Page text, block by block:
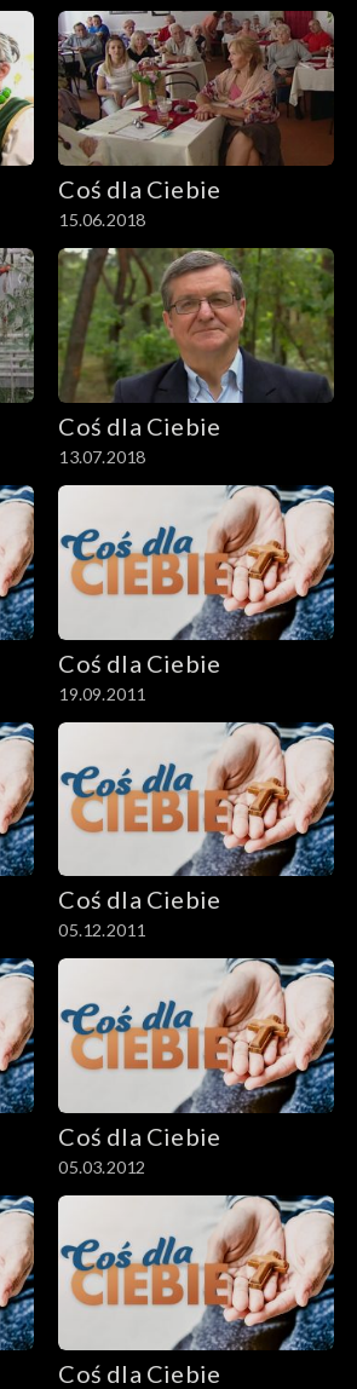
Coś dla Ciebie
15.06.2018
Coś dla Ciebie
13.07.2018
Coś dla Ciebie
19.09.2011
Coś dla Ciebie
05.12.2011
Coś dla Ciebie
05.03.2012
Coś dla Ciebie